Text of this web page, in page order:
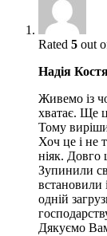
Rated 5 out
Надія
Живемо із
хватає. Ще
Тому
Хоч це і не
ніяк. Довго
Зупинили
встановили
одній
Дякуємо